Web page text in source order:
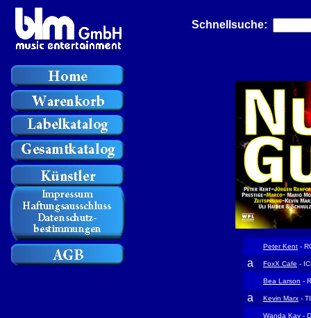
Schnellsuche:
Peter Kent -
a FoxX Cafe -
Bea Larson -
a Kevin Marx -
Wanda Kay -